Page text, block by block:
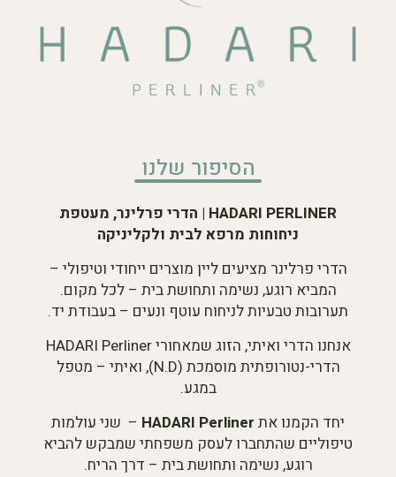
הסיפור שלנו
HADARI PERLINER | הדרי פרלינר, מעטפת
ניחוחות מרפא לבית ולקליניקה
הדרי פרלינר מציעים ליין מוצרים ייחודי וטיפולי –
המביא רוגע, נשימה ותחושת בית – לכל מקום.
תערובות טבעיות לניחוח עוטף ונעים – בעבודת יד.
אנחנו הדרי ואיתי, הזוג שמאחורי HADARI Perliner
הדרי-נטורופתית מוסמכת (N.D), ואיתי – מטפל
במגע.
יחד הקמנו את HADARI Perliner – שני עולמות
טיפוליים שהתחברו לעסק משפחתי שמבקש להביא
רוגע, נשימה ותחושת בית – דרך הריח.